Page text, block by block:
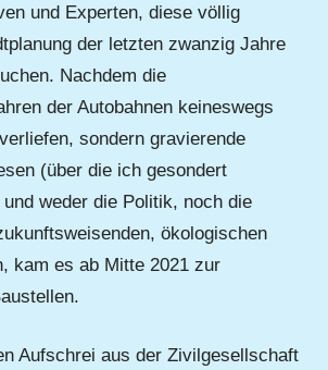
und Experten, diese völlig
der letzten zwanzig Jahre
Nachdem die
der Autobahnen keineswegs
sondern gravierende
(über die ich gesondert
weder die Politik, noch die
ökologischen
kam es ab Mitte 2021 zur
Aufschrei aus der Zivilgesellschaft